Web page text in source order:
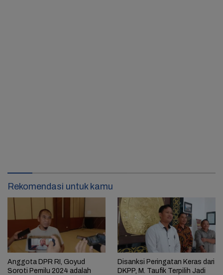
Rekomendasi untuk kamu
Anggota DPR RI, Goyud
Soroti Pemilu 2024 adalah
Disanksi Peringatan Keras dari
DKPP, M. Taufik Terpilih Jadi